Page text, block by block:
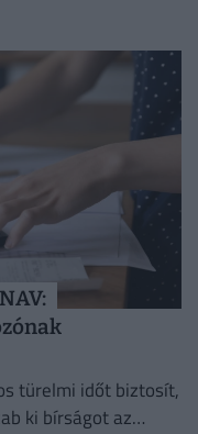
türelmi időt biztosít,
ki bírságot az